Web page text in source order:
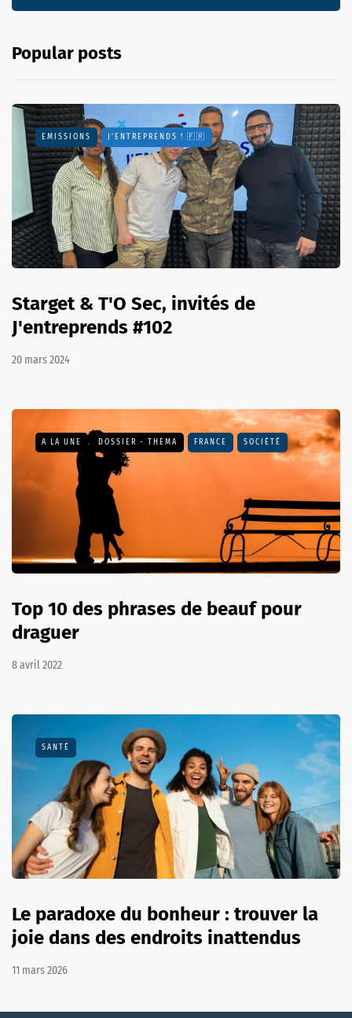
Popular posts
EMISSIONS J'ENTREPRENDS ! 🇫🇷
Starget & T'O Sec, invités de
J'entreprends #102
20 mars 2024
A LA UNE DOSSIER - THEMA FRANCE SOCIÉTÉ
Top 10 des phrases de beauf pour
draguer
8 avril 2022
SANTÉ
Le paradoxe du bonheur : trouver la
joie dans des endroits inattendus
11 mars 2026